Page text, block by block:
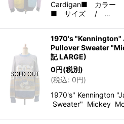
Cardigan■ カラ
■ サイズ / …
1970's "Kennington"
Pullover Sweater
記 LARGE)
0円(税別)
(税込: 0円)
1970's" Kennington
Sweater" Mickey